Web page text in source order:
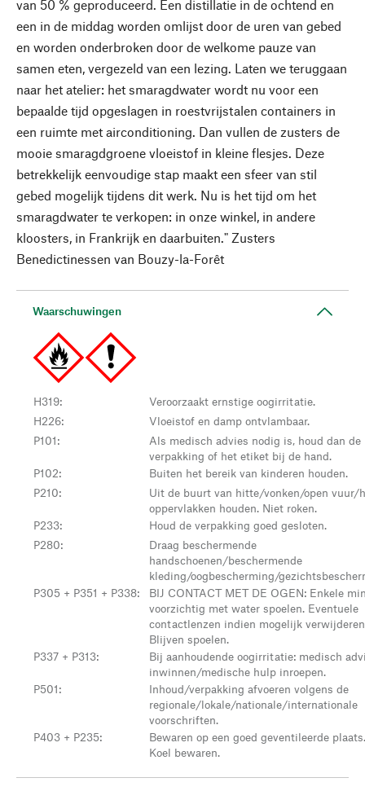
van 50 % geproduceerd. Een distillatie in de ochtend en
een in de middag worden omlijst door de uren van gebed
en worden onderbroken door de welkome pauze van
samen eten, vergezeld van een lezing. Laten we teruggaan
naar het atelier: het smaragdwater wordt nu voor een
bepaalde tijd opgeslagen in roestvrijstalen containers in
een ruimte met airconditioning. Dan vullen de zusters de
mooie smaragdgroene vloeistof in kleine flesjes. Deze
betrekkelijk eenvoudige stap maakt een sfeer van stil
gebed mogelijk tijdens dit werk. Nu is het tijd om het
smaragdwater te verkopen: in onze winkel, in andere
kloosters, in Frankrijk en daarbuiten." Zusters
Benedictinessen van Bouzy-la-Forêt
Waarschuwingen
H319:
Veroorzaakt ernstige oogirritatie.
H226:
Vloeistof en damp ontvlambaar.
P101:
Als medisch advies nodig is, houd dan de
verpakking of het etiket bij de hand.
P102:
Buiten het bereik van kinderen houden.
P210:
Uit de buurt van hitte/vonken/open vuur/
oppervlakken houden. Niet roken.
P233:
Houd de verpakking goed gesloten.
P280:
Draag beschermende
handschoenen/beschermende
kleding/oogbescherming/
P305 + P351 + P338:
BIJ CONTACT MET DE OGEN: Enkele
voorzichtig met water spoelen. Eventuele
contactlenzen indien mogelijk
Blijven spoelen.
P337 + P313:
Bij aanhoudende oogirritatie: medisch
inwinnen/medische hulp inroepen.
P501:
Inhoud/verpakking afvoeren volgens de
regionale/lokale/nationale/internationale
voorschriften.
P403 + P235:
Bewaren op een goed geventileerde plaats.
Koel bewaren.